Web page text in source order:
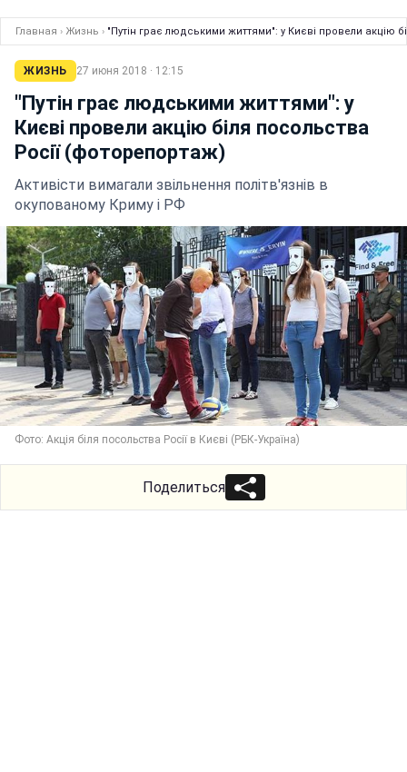
Главная › Жизнь › "Путін грає людськими життями": у Києві провели акцію
ЖИЗНЬ 27 июня 2018 · 12:15
"Путін грає людськими життями": у
Києві провели акцію біля посольства
Росії (фоторепортаж)
Активісти вимагали звільнення політв'язнів в
окупованому Криму і РФ
Фото: Акція біля посольства Росії в Києві (РБК-Україна)
Поделиться